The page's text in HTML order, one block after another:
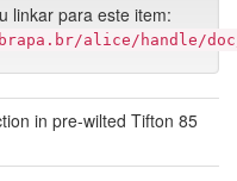
linkar para este item:
alice/handle/
in pre-wilted Tifton 85